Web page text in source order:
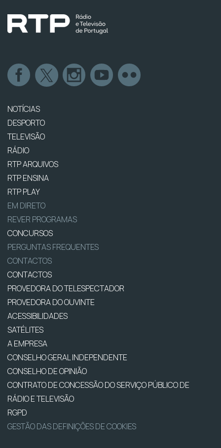
NOTÍCIAS
DESPORTO
TELEVISÃO
RÁDIO
RTP ARQUIVOS
RTP ENSINA
RTP PLAY
EM DIRETO
REVER PROGRAMAS
CONCURSOS
PERGUNTAS FREQUENTES
CONTACTOS
CONTACTOS
PROVEDORA DO TELESPECTADOR
PROVEDORA DO OUVINTE
ACESSIBILIDADES
SATÉLITES
A EMPRESA
CONSELHO GERAL INDEPENDENTE
CONSELHO DE OPINIÃO
CONTRATO DE CONCESSÃO DO SERVIÇO PÚBLICO DE
RÁDIO E TELEVISÃO
RGPD
GESTÃO DAS DEFINIÇÕES DE COOKIES